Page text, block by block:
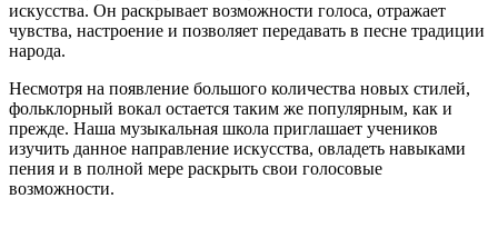
искусства. Он раскрывает возможности голоса, отражает
чувства, настроение и позволяет передавать в песне традиции
народа.
Несмотря на появление большого количества новых стилей,
фольклорный вокал остается таким же популярным, как и
прежде. Наша музыкальная школа приглашает учеников
изучить данное направление искусства, овладеть навыками
пения и в полной мере раскрыть свои голосовые
возможности.